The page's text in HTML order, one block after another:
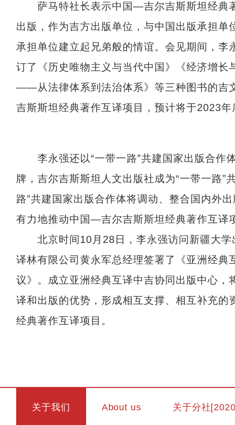
萨马特社长表示中国—吉尔吉斯斯坦经典
出版，作为吉方出版单位，与中国出版承担
承担单位建立起兄弟般的情谊。会见期间，
订了《历史唯物主义与当代中国》《经济增
——从法律体系到法治体系》等三种图书的吉
吉斯斯坦经典著作互译项目，预计将于2023年
李永强还以“一带一路”共建国家出版合作
牌，吉尔吉斯斯坦人文出版社成为“一带一路”
路”共建国家出版合作体将调动、整合国内外
有力地推动中国—吉尔吉斯斯坦经典著作互译
北京时间10月28日，李永强访问新疆大学
译林有限公司黄永军总经理签署了《亚洲经
议》。成立亚洲经典互译中吉协同出版中心
译和出版的优势，形成相互支撑、相互补充
经典著作互译项目。
关于我们 About us 关于分社